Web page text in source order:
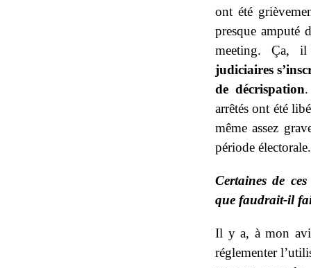
ont été
presque amputé
meeting. Ça,
judiciaires
de décrispation
arrêtés ont été
même assez
période électorale.
Certaines de
que faudrait-il
Il y a, à mon
réglementer